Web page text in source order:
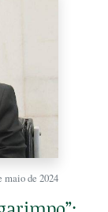
maio de 2024